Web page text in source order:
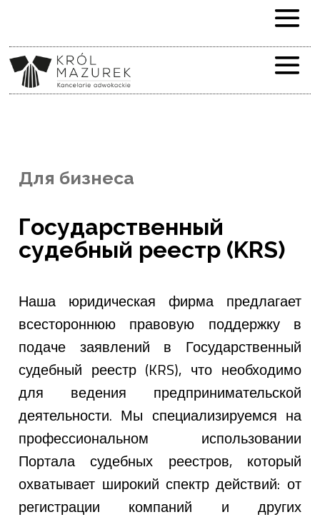
Для бизнеса
Государственный
судебный реестр (KRS)
Наша юридическая фирма предлагает
всестороннюю правовую поддержку в
подаче заявлений в Государственный
судебный реестр (KRS), что необходимо
для ведения предпринимательской
деятельности. Мы специализируемся на
профессиональном использовании
Портала судебных реестров, который
охватывает широкий спектр действий: от
регистрации компаний и других